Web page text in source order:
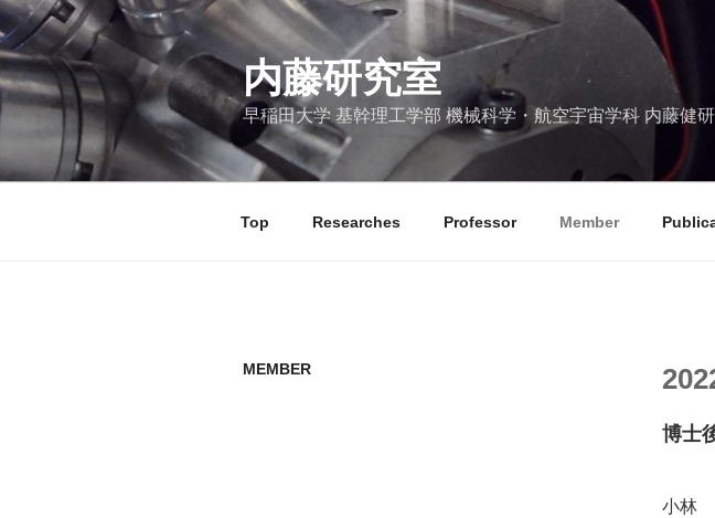
コ
ン
テ
ン
ツ
ス
内藤研究室
早稲田大学 基幹理工学部 機械科学・航空宇宙学科 内藤健
Top Researches Professor Member
MEMBER
博士
小林